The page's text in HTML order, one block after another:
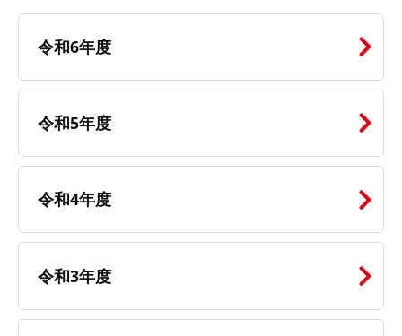
令和6年度
令和5年度
令和4年度
令和3年度